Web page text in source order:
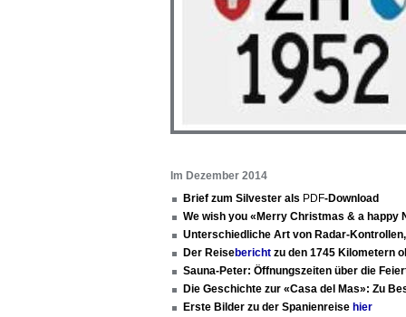
Im Dezember 2014
Brief zum Silvester als PDF-Download
We wish you «Merry Christmas & a happy
Unterschiedliche Art von Radar-
Der Reisebericht zu den 1745 Kilometern
Sauna-Peter: Öffnungszeiten über die
Die Geschichte zur «Casa del Mas»: Zu
Erste Bilder zu der Spanienreise hier